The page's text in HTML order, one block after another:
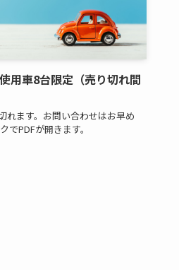
用車8台限定（売り切れ間
れます。お問い合わせはお早め
でPDFが開きます。